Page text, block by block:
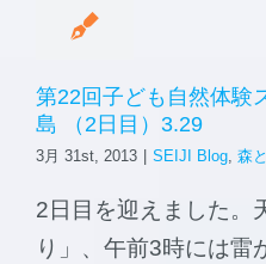
第22回子ども自然体験
島 （2日目）3.29
3月 31st, 2013 SEIJI Blog, 森
2日目を迎えました。
り」、午前3時には雷